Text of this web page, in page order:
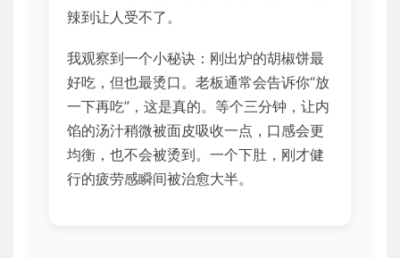
辣到让人受不了。
我观察到一个小秘诀：刚出炉的胡椒饼最
好吃，但也最烫口。老板通常会告诉你“放
一下再吃”，这是真的。等个三分钟，让内
馅的汤汁稍微被面皮吸收一点，口感会更
均衡，也不会被烫到。一个下肚，刚才健
行的疲劳感瞬间被治愈大半。